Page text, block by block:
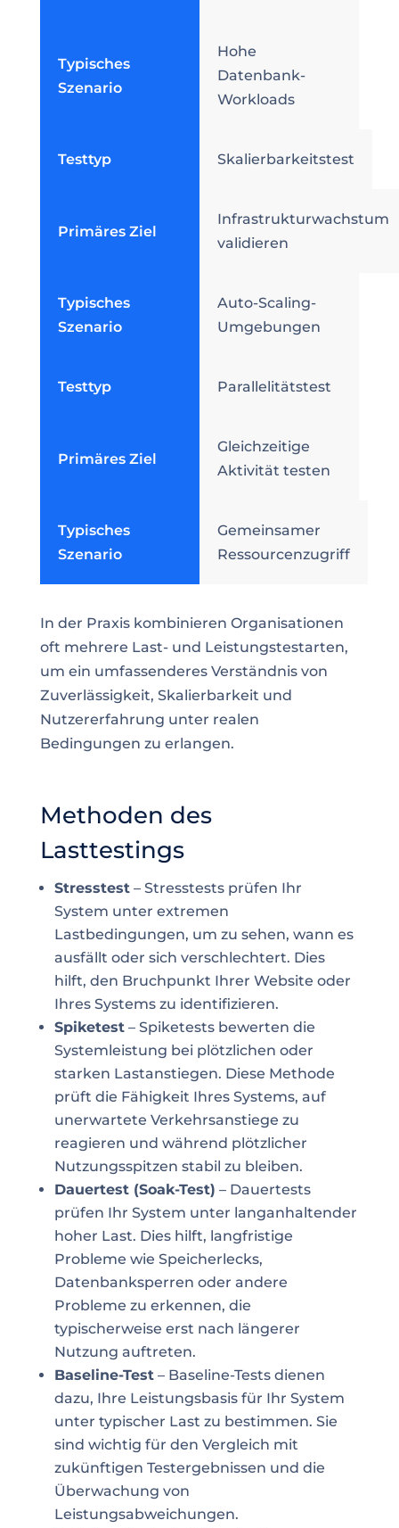
Typisches
Szenario
Hohe
Datenbank-
Workloads
Testtyp Skalierbarkeitstest
Primäres Ziel
Infrastrukturwachstum
validieren
Typisches
Szenario
Auto-Scaling-
Umgebungen
Testtyp Parallelitätstest
Primäres Ziel
Gleichzeitige
Aktivität testen
Typisches
Szenario
Gemeinsamer
Ressourcenzugriff
In der Praxis kombinieren Organisationen
oft mehrere Last- und Leistungstestarten,
um ein umfassenderes Verständnis von
Zuverlässigkeit, Skalierbarkeit und
Nutzererfahrung unter realen
Bedingungen zu erlangen.
Methoden des
Lasttestings
Stresstest– Stresstests prüfen Ihr
System unter extremen
Lastbedingungen, um zu sehen, wann es
ausfällt oder sich verschlechtert. Dies
hilft, den Bruchpunkt Ihrer Website oder
Ihres Systems zu identifizieren.
Spiketest– Spiketests bewerten die
Systemleistung bei plötzlichen oder
starken Lastanstiegen. Diese Methode
prüft die Fähigkeit Ihres Systems, auf
unerwartete Verkehrsanstiege zu
reagieren und während plötzlicher
Nutzungsspitzen stabil zu bleiben.
Dauertest (Soak-Test) – Dauertests
prüfen Ihr System unter langanhaltender
hoher Last. Dies hilft, langfristige
Probleme wie Speicherlecks,
Datenbanksperren oder andere
Probleme zu erkennen, die
typischerweise erst nach längerer
Nutzung auftreten.
Baseline-Test– Baseline-Tests dienen
dazu, Ihre Leistungsbasis für Ihr System
unter typischer Last zu bestimmen. Sie
sind wichtig für den Vergleich mit
zukünftigen Testergebnissen und die
Überwachung von
Leistungsabweichungen.